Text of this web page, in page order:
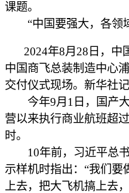
课题。
“中国要强大，各领
2024年8月28日，中
中国商飞总装制造中心
交付仪式现场。新华社
今年9月1日，国产大
营以来执行商业航班超
时。
10年前，习近平总书
示样机时指出：“我们
上去，把大飞机搞上去